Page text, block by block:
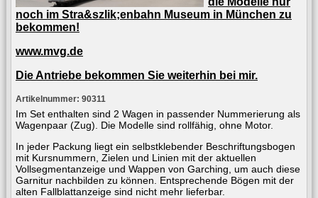
noch im Stra&szlik;enbahn Museum in München zu
bekommen!
www.mvg.de
Die Antriebe bekommen Sie weiterhin bei mir.
Artikelnummer: 90311
Im Set enthalten sind 2 Wagen in passender Nummerierung als
Wagenpaar (Zug). Die Modelle sind rollfähig, ohne Motor.
In jeder Packung liegt ein selbstklebender Beschriftungsbogen
mit Kursnummern, Zielen und Linien mit der aktuellen
Vollsegmentanzeige und Wappen von Garching, um auch diese
Garnitur nachbilden zu können. Entsprechende Bögen mit der
alten Fallblattanzeige sind nicht mehr lieferbar.